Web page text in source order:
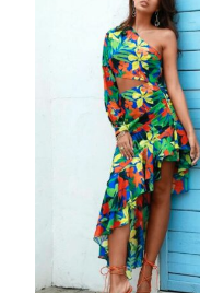
PRODUCTO
MÚLTIPLES
VARIANTES.
OPCIONES
PUEDEN
ELEGIR
LA